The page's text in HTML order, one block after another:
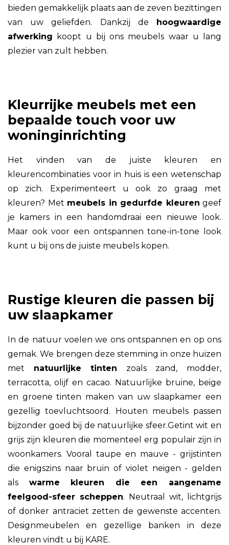
bieden gemakkelijk plaats aan de zeven bezittingen
van uw geliefden. Dankzij de hoogwaardige
afwerking koopt u bij ons meubels waar u lang
plezier van zult hebben.
Kleurrijke meubels met een
bepaalde touch voor uw
woninginrichting
Het vinden van de juiste kleuren en
kleurencombinaties voor in huis is een wetenschap
op zich. Experimenteert u ook zo graag met
kleuren? Met meubels in gedurfde kleuren geef
je kamers in een handomdraai een nieuwe look.
Maar ook voor een ontspannen tone-in-tone look
kunt u bij ons de juiste meubels kopen.
Rustige kleuren die passen bij
uw slaapkamer
In de natuur voelen we ons ontspannen en op ons
gemak. We brengen deze stemming in onze huizen
met natuurlijke tinten zoals zand, modder,
terracotta, olijf en cacao. Natuurlijke bruine, beige
en groene tinten maken van uw slaapkamer een
gezellig toevluchtsoord. Houten meubels passen
bijzonder goed bij de natuurlijke sfeer.Getint wit en
grijs zijn kleuren die momenteel erg populair zijn in
woonkamers. Vooral taupe en mauve - grijstinten
die enigszins naar bruin of violet neigen - gelden
als warme kleuren die een aangename
feelgood-sfeer scheppen. Neutraal wit, lichtgrijs
of donker antraciet zetten de gewenste accenten.
Designmeubelen en gezellige banken in deze
kleuren vindt u bij KARE.